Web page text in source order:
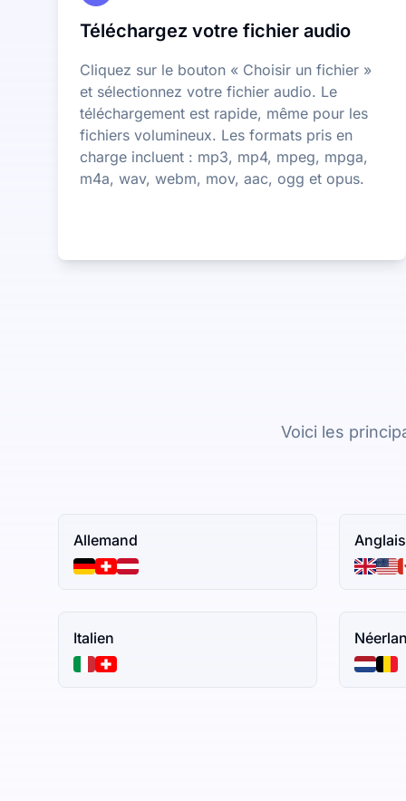
Téléchargez votre fichier audio
Cliquez sur le bouton « Choisir un fichier »
et sélectionnez votre fichier audio. Le
téléchargement est rapide, même pour les
fichiers volumineux. Les formats pris en
charge incluent : mp3, mp4, mpeg, mpga,
m4a, wav, webm, mov, aac, ogg et opus.
Voici les
Allemand Anglais
Italien